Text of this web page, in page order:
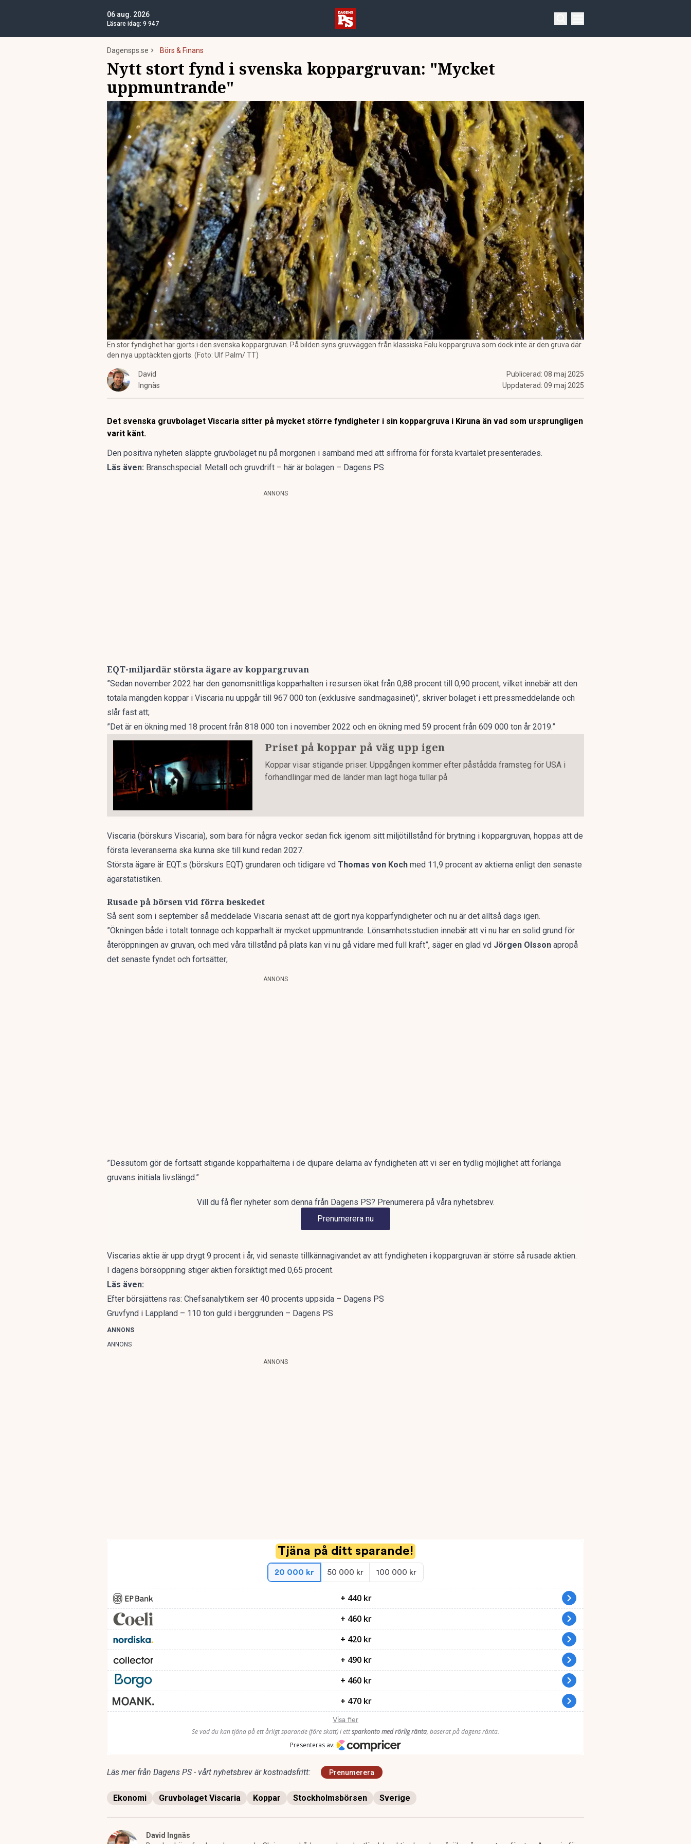
06 aug. 2026
Läsare idag: 9 947
Dagensps.se Börs & Finans
Nytt stort fynd i svenska koppargruvan: "Mycket
uppmuntrande"
En stor fyndighet har gjorts i den svenska koppargruvan. På bilden syns gruvväggen från klassiska Falu koppargruva som dock inte är den gruva där
den nya upptäckten gjorts. (Foto: Ulf Palm/ TT)
David
Ingnäs
Publicerad: 08 maj 2025
Uppdaterad: 09 maj 2025
Det svenska gruvbolaget Viscaria sitter på mycket större fyndigheter i sin koppargruva i Kiruna än vad som ursprungligen
varit känt.
Den positiva nyheten släppte gruvbolaget nu på morgonen i samband med att siffrorna för första kvartalet presenterades.
Läs även: Branschspecial: Metall och gruvdrift – här är bolagen – Dagens PS
ANNONS
EQT-miljardär största ägare av koppargruvan
”Sedan november 2022 har den genomsnittliga kopparhalten i resursen ökat från 0,88 procent till 0,90 procent, vilket innebär att den
totala mängden koppar i Viscaria nu uppgår till 967 000 ton (exklusive sandmagasinet)”, skriver bolaget i ett pressmeddelande och
slår fast att;
”Det är en ökning med 18 procent från 818 000 ton i november 2022 och en ökning med 59 procent från 609 000 ton år 2019.”
Priset på koppar på väg upp igen
Koppar visar stigande priser. Uppgången kommer efter påstådda framsteg för USA i
förhandlingar med de länder man lagt höga tullar på
Viscaria (börskurs Viscaria), som bara för några veckor sedan fick igenom sitt miljötillstånd för brytning i koppargruvan, hoppas att de
första leveranserna ska kunna ske till kund redan 2027.
Största ägare är EQT:s (börskurs EQT) grundaren och tidigare vd Thomas von Koch med 11,9 procent av aktierna enligt den senaste
ägarstatistiken.
Rusade på börsen vid förra beskedet
Så sent som i september så meddelade Viscaria senast att de gjort nya kopparfyndigheter och nu är det alltså dags igen.
”Ökningen både i totalt tonnage och kopparhalt är mycket uppmuntrande. Lönsamhetsstudien innebär att vi nu har en solid grund för
återöppningen av gruvan, och med våra tillstånd på plats kan vi nu gå vidare med full kraft”, säger en glad vd Jörgen Olsson apropå
det senaste fyndet och fortsätter;
ANNONS
”Dessutom gör de fortsatt stigande kopparhalterna i de djupare delarna av fyndigheten att vi ser en tydlig möjlighet att förlänga
gruvans initiala livslängd.”
Vill du få fler nyheter som denna från Dagens PS? Prenumerera på våra nyhetsbrev.
Prenumerera nu
Viscarias aktie är upp drygt 9 procent i år, vid senaste tillkännagivandet av att fyndigheten i koppargruvan är större så rusade aktien.
I dagens börsöppning stiger aktien försiktigt med 0,65 procent.
Läs även:
Efter börsjättens ras: Chefsanalytikern ser 40 procents uppsida – Dagens PS
Gruvfynd i Lappland – 110 ton guld i berggrunden – Dagens PS
ANNONS
ANNONS
ANNONS
Läs mer från Dagens PS - vårt nyhetsbrev är kostnadsfritt: Prenumerera
Ekonomi Gruvbolaget Viscaria Koppar Stockholmsbörsen Sverige
David Ingnäs